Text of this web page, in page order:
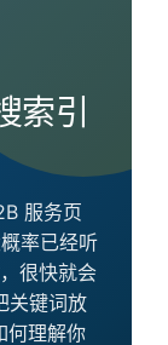
索引
服务页
率已经听
很快就会
关键词放
何理解你